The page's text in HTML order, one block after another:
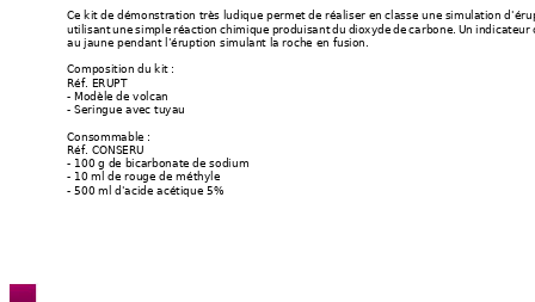
Ce kit de démonstration très ludique permet de réaliser en classe une simulation
utilisant une simple réaction chimique produisant du dioxyde de carbone. Un indicateur
au jaune pendant l'éruption simulant la roche en fusion.
Composition du kit :
Réf. ERUPT
- Modèle de volcan
- Seringue avec tuyau
Consommable :
Réf. CONSERU
- 100 g de bicarbonate de sodium
- 10 ml de rouge de méthyle
- 500 ml d'acide acétique 5%